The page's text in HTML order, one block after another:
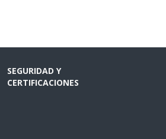
SEGURIDAD Y
CERTIFICACIONES